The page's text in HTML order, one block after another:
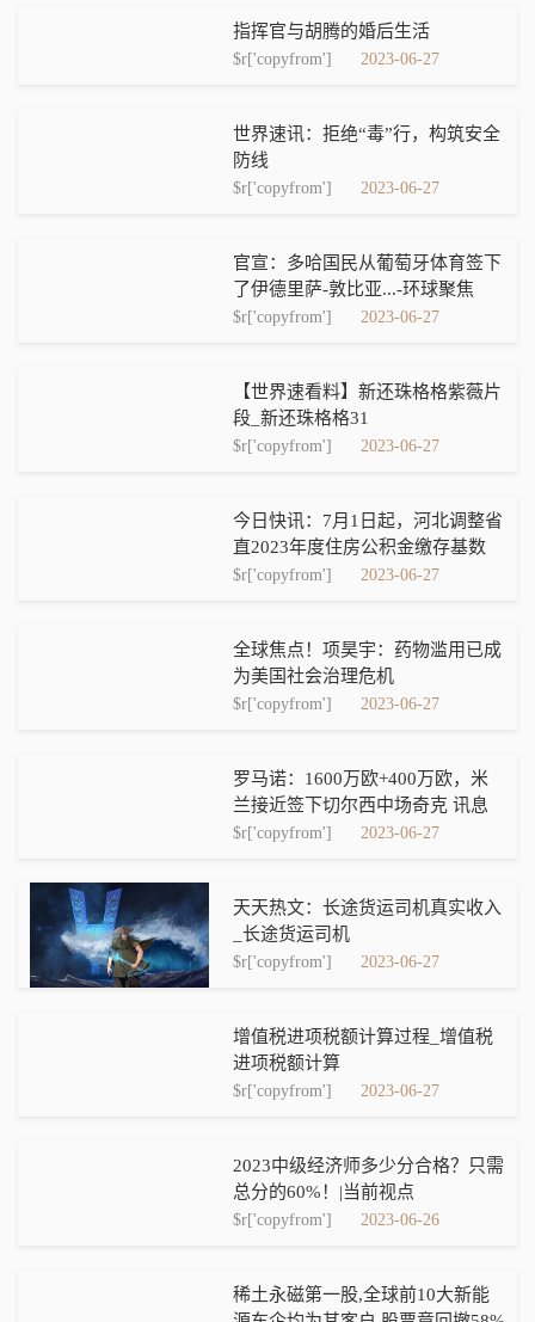
指挥官与胡腾的婚后生活
$r['copyfrom'] 2023-06-27
世界速讯：拒绝“毒”行，构筑安全
防线
$r['copyfrom'] 2023-06-27
官宣：多哈国民从葡萄牙体育签下
了伊德里萨-敦比亚...-环球聚焦
$r['copyfrom'] 2023-06-27
【世界速看料】新还珠格格紫薇片
段_新还珠格格31
$r['copyfrom'] 2023-06-27
今日快讯：7月1日起，河北调整省
直2023年度住房公积金缴存基数
$r['copyfrom'] 2023-06-27
全球焦点！项昊宇：药物滥用已成
为美国社会治理危机
$r['copyfrom'] 2023-06-27
罗马诺：1600万欧+400万欧，米
兰接近签下切尔西中场奇克 讯息
$r['copyfrom'] 2023-06-27
天天热文：长途货运司机真实收入
_长途货运司机
$r['copyfrom'] 2023-06-27
增值税进项税额计算过程_增值税
进项税额计算
$r['copyfrom'] 2023-06-27
2023中级经济师多少分合格？只需
总分的60%！|当前视点
$r['copyfrom'] 2023-06-26
稀土永磁第一股,全球前10大新能